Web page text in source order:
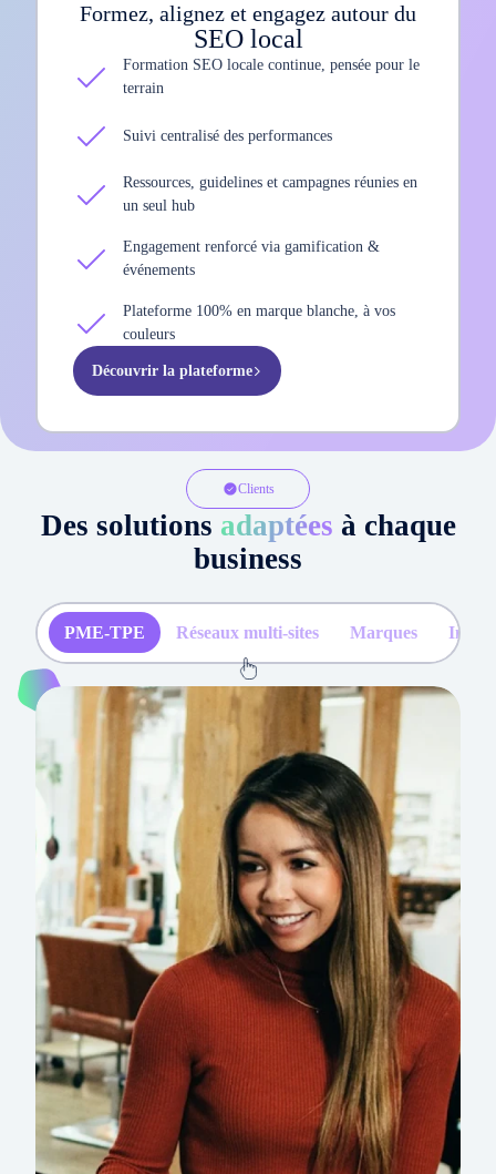
Formez, alignez et engagez autour du
SEO local
Formation SEO locale continue, pensée pour le
terrain
Suivi centralisé des performances
Ressources, guidelines et campagnes réunies en
un seul hub
Engagement renforcé via gamification &
événements
Plateforme 100% en marque blanche, à vos
couleurs
Découvrir la plateforme
Clients
Des solutions adaptées à chaque
business
PME-TPE Réseaux multi-sites Marques